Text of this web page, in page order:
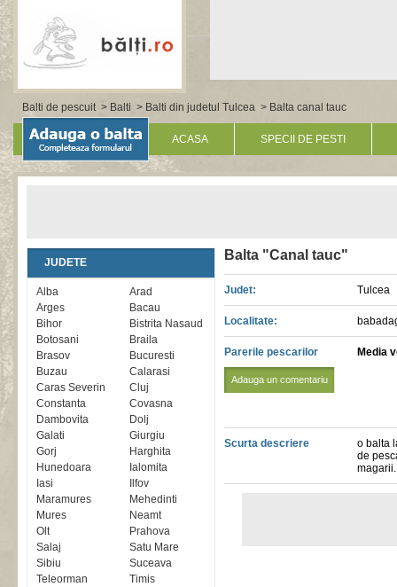
Balti de pescuit> Balti > Balti din judetul Tulcea > Balta canal tauc
ACASA SPECII DE PESTI
JUDETE
Alba
Arad
Arges
Bacau
Bihor
Bistrita Nasaud
Botosani
Braila
Brasov
Bucuresti
Buzau
Calarasi
Caras Severin
Cluj
Constanta
Covasna
Dambovita
Dolj
Galati
Giurgiu
Gorj
Harghita
Hunedoara
Ialomita
Iasi
Ilfov
Maramures
Mehedinti
Mures
Neamt
Olt
Prahova
Salaj
Satu Mare
Sibiu
Suceava
Teleorman
Timis
Balta "Canal tauc"
Judet: Tulcea
Localitate:
Parerile pescarilor
Adauga un comentariu
Media
Scurta descriere
o balta
de